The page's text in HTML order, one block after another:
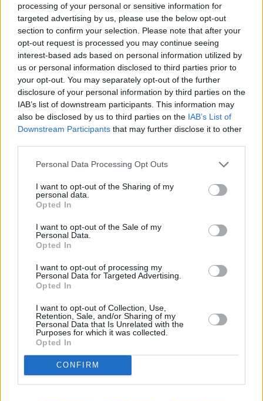
processing of your personal or sensitive information for
targeted advertising by us, please use the below opt-out
section to confirm your selection. Please note that after your
opt-out request is processed you may continue seeing
interest-based ads based on personal information utilized by
us or personal information disclosed to third parties prior to
your opt-out. You may separately opt-out of the further
disclosure of your personal information by third parties on the
IAB’s list of downstream participants. This information may
also be disclosed by us to third parties on the IAB’s List of
Downstream Participants that may further disclose it to other
Personal Data Processing Opt Outs
I want to opt-out of the Sharing of my
personal data.
Opted In
I want to opt-out of the Sale of my
Personal Data.
Opted In
I want to opt-out of processing my
Personal Data for Targeted Advertising.
Opted In
I want to opt-out of Collection, Use,
Retention, Sale, and/or Sharing of my
Personal Data that Is Unrelated with the
Purposes for which it was collected.
Opted In
CONFIRM
Controllo dei parassiti animali in casa:
Gestire i parassiti animali in casa può essere un compito arduo.
relativi costi e vantaggi. Fornisce una guida completa per prendere
decisioni consapevoli sulle soluzioni più efficaci ed economiche,
evidenziando al contempo potenziali insidie.
2025-04-15Redazione
Leggi di più